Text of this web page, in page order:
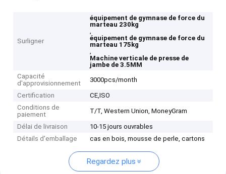
Surligner
équipement de gymnase de force du
marteau 230kg
,
équipement de gymnase de force du
marteau 175kg
,
Machine verticale de presse de
jambe de 3.5MM
Capacité
d'approvisionnement
3000pcs/month
Certification
CE,ISO
Conditions de
paiement
T/T, Western Union, MoneyGram
Délai de livraison
10-15 jours ouvrables
Détails d'emballage
cas en bois, mousse de perle, cartons
Regardez plus